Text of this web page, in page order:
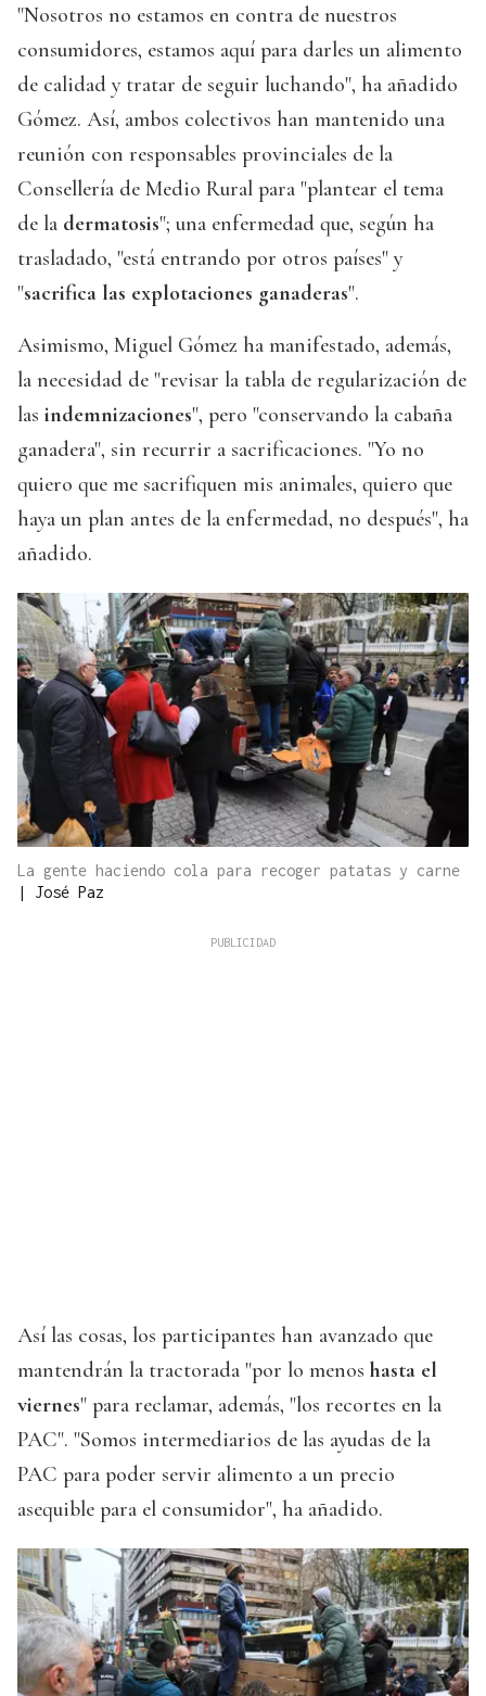
"Nosotros no estamos en contra de nuestros
consumidores, estamos aquí para darles un alimento
de calidad y tratar de seguir luchando", ha añadido
Gómez. Así, ambos colectivos han mantenido una
reunión con responsables provinciales de la
Consellería de Medio Rural para "plantear el tema
de la dermatosis"; una enfermedad que, según ha
trasladado, "está entrando por otros países" y
"sacrifica las explotaciones ganaderas".
Asimismo, Miguel Gómez ha manifestado, además,
la necesidad de "revisar la tabla de regularización de
las indemnizaciones", pero "conservando la cabaña
ganadera", sin recurrir a sacrificaciones. "Yo no
quiero que me sacrifiquen mis animales, quiero que
haya un plan antes de la enfermedad, no después", ha
añadido.
La gente haciendo cola para recoger patatas y carne
| José Paz
Así las cosas, los participantes han avanzado que
mantendrán la tractorada "por lo menos hasta el
viernes" para reclamar, además, "los recortes en la
PAC". "Somos intermediarios de las ayudas de la
PAC para poder servir alimento a un precio
asequible para el consumidor", ha añadido.